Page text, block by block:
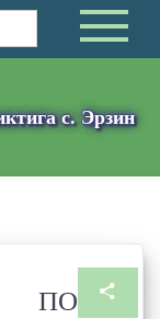
с. Эрзин
ПО